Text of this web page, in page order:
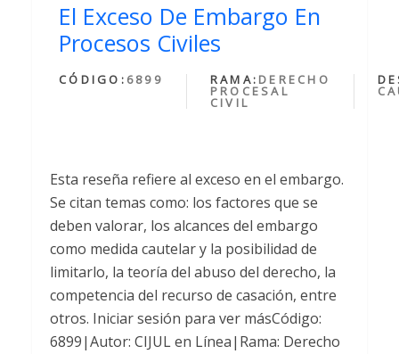
El Exceso De Embargo En
Procesos Civiles
CÓDIGO: 6899 RAMA: DERECHO
PROCESAL
CIVIL
Esta reseña refiere al exceso en el embargo.
Se citan temas como: los factores que se
deben valorar, los alcances del embargo
como medida cautelar y la posibilidad de
limitarlo, la teoría del abuso del derecho, la
competencia del recurso de casación, entre
otros. Iniciar sesión para ver másCódigo:
6899|Autor: CIJUL en Línea|Rama: Derecho